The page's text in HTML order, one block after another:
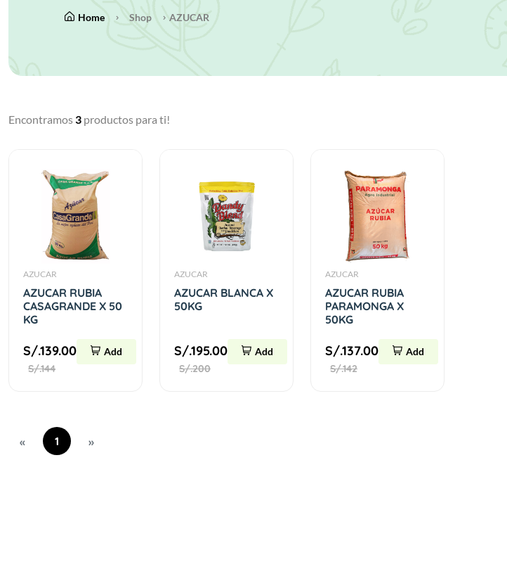
Home Shop AZUCAR
Encontramos3 productos para ti!
AZUCAR
AZUCAR RUBIA
CASAGRANDE X 50
KG
S/.139.00
S/.144
Add
AZUCAR
AZUCAR BLANCA X
50KG
S/.195.00
S/.200
Add
AZUCAR
AZUCAR RUBIA
PARAMONGA X
50KG
S/.137.00
S/.142
Add
« 1 »